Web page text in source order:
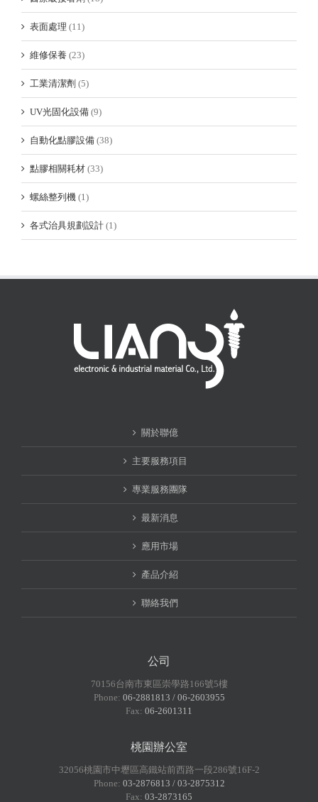
表面處理 (11)
維修保養 (23)
工業清潔劑 (5)
UV光固化設備 (9)
自動化點膠設備 (38)
點膠相關耗材 (33)
螺絲整列機 (1)
各式治具規劃設計 (1)
關於聯億
主要服務項目
專業服務團隊
最新消息
應用市場
產品介紹
聯絡我們
公司
70156台南市東區崇學路166號5樓
Phone: 06-2881813 / 06-2603955
Fax: 06-2601311
桃園辦公室
32056桃園市中壢區高鐵站前西路一段286號16F-2
Phone: 03-2876813 / 03-2875312
Fax: 03-2873165